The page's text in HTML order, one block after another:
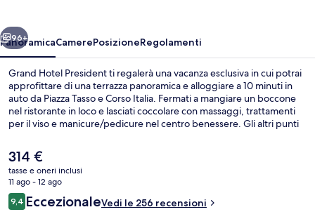
Avanti
96+
PanoramicaCamerePosizioneRegolamenti
Grand Hotel President ti regalerà una vacanza esclusiva in cui potrai
approfittare di una terrazza panoramica e alloggiare a 10 minuti in
auto da Piazza Tasso e Corso Italia. Fermati a mangiare un boccone
nel ristorante in loco e lasciati coccolare con massaggi, trattamenti
per il viso e manicure/pedicure nel centro benessere. Gli altri punti
bordo piscina e un centro fitness. Altri viaggiatori apprezzano il
personale gentile della struttura.
Il
prezzo
attuale
è
314 €
314 €
tasse e oneri inclusi
11 ago - 12 ago
Recensioni
9,49,4 su 10
EccezionaleVedi le 256 recensioni